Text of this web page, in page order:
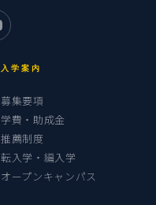
入学案内
募集要項
学費・助成金
推薦制度
転入学・編入学
オープンキャンパス